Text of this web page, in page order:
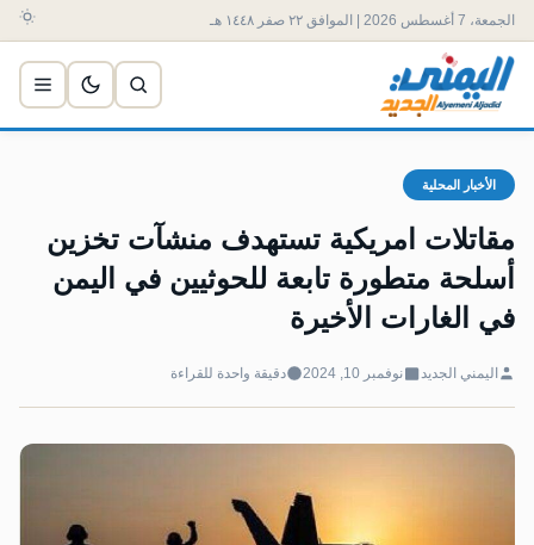
الجمعة، 7 أغسطس 2026 | الموافق ٢٢ صفر ١٤٤٨ هـ
الأخبار المحلية
مقاتلات امريكية تستهدف منشآت تخزين
أسلحة متطورة تابعة للحوثيين في اليمن
في الغارات الأخيرة
اليمني الجديد نوفمبر 10, 2024 دقيقة واحدة للقراءة